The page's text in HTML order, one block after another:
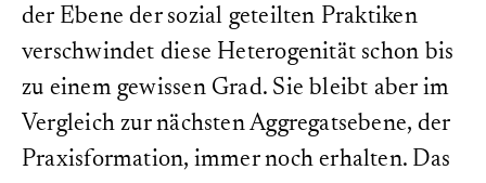
der Ebene der sozial geteilten Praktiken
verschwindet diese Heterogenität schon bis
zu einem gewissen Grad. Sie bleibt aber im
Vergleich zur nächsten Aggregatsebene, der
Praxisformation, immer noch erhalten. Das